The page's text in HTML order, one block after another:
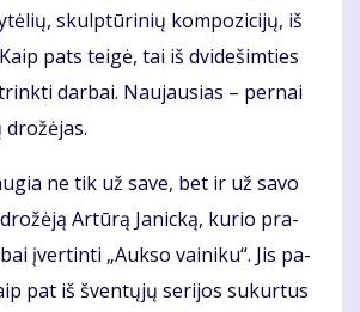
skulp­tū­ri­nių kom­po­zi­ci­jų, iš
pats tei­gė, tai iš dvi­de­šim­ties
dar­bai. Nau­jau­sias – per­nai
ne tik už sa­ve, bet ir už sa­vo
Ar­tū­rą Ja­nic­ką, ku­rio pra­
įver­tin­ti „Auk­so vai­ni­ku“. Jis pa­
pat iš šven­tų­jų se­ri­jos su­kur­tus